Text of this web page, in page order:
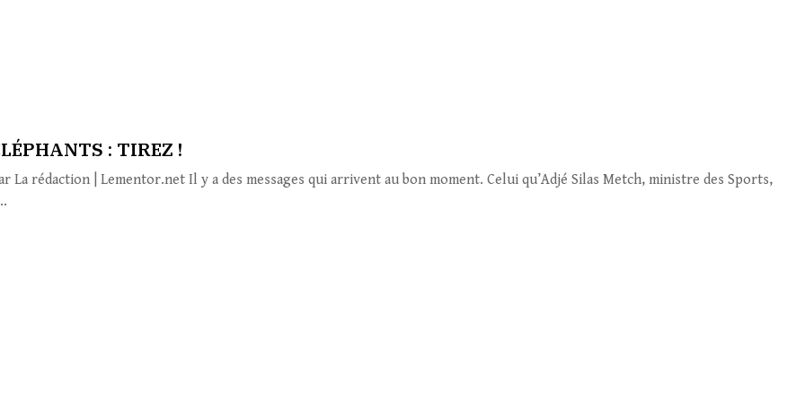
: TIREZ !
La rédaction | Lementor.net Il y a des messages qui arrivent au bon moment. Celui qu’Adjé Silas Metch, ministre des Sports,